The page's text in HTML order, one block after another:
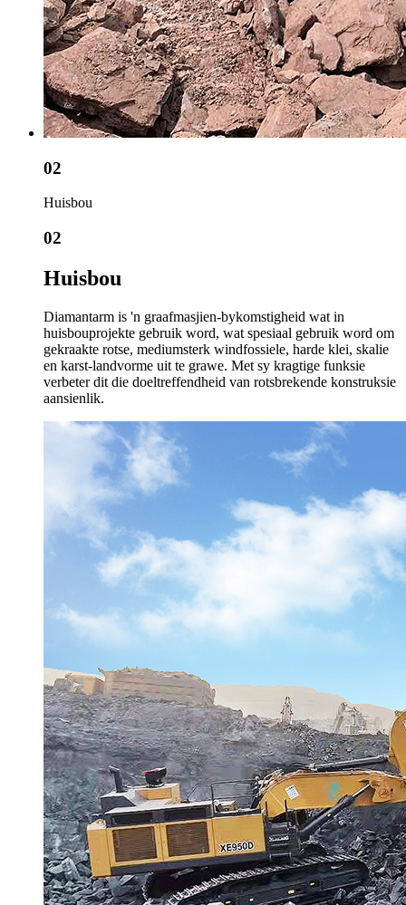
02
Huisbou
02
Huisbou
Diamantarm is 'n graafmasjien-bykomstigheid wat in
huisbouprojekte gebruik word, wat spesiaal gebruik word om
gekraakte rotse, mediumsterk windfossiele, harde klei, skalie
en karst-landvorme uit te grawe. Met sy kragtige funksie
verbeter dit die doeltreffendheid van rotsbrekende konstruksie
aansienlik.